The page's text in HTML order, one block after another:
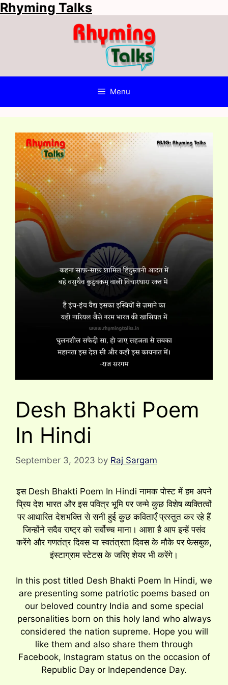
Skip
to
Rhyming Talks
Menu
Desh Bhakti Poem
In Hindi
September 3, 2023 by Raj Sargam
इस Desh Bhakti Poem In Hindi नामक पोस्ट में हम अपने
प्रिय देश भारत और इस पवित्र भूमि पर जन्मे कुछ विशेष व्यक्तित्वों
पर आधारित देशभक्ति से सनी हुई कुछ कविताएँ प्रस्तुत कर रहे हैं
जिन्होंने सदैव राष्ट्र को सर्वोच्च माना। आशा है आप इन्हें पसंद
करेंगे और गणतंत्र दिवस या स्वतंत्रता दिवस के मौके पर फेसबुक,
इंस्टाग्राम स्टेटस के जरिए शेयर भी करेंगे।
In this post titled Desh Bhakti Poem In Hindi, we
are presenting some patriotic poems based on
our beloved country India and some special
personalities born on this holy land who always
considered the nation supreme. Hope you will
like them and also share them through
Facebook, Instagram status on the occasion of
Republic Day or Independence Day.